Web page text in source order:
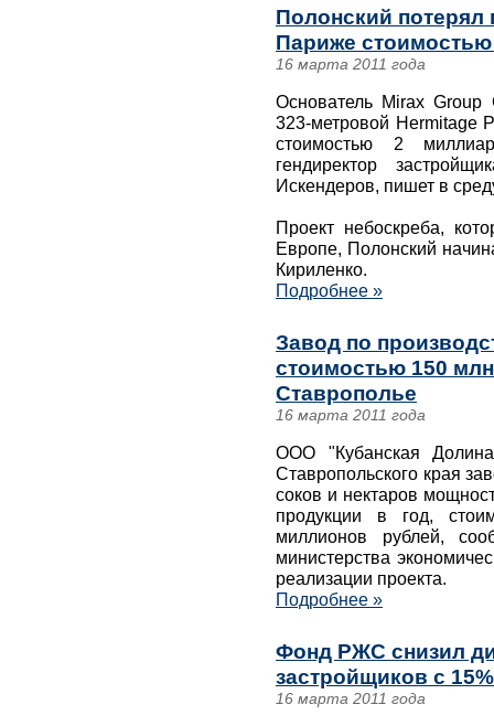
Полонский потерял
Париже
16 марта 2011 года
Основатель Mirax Group
323-метровой Hermitage
стоимостью 2
гендиректор
Искендеров, пишет в
Проект небоскреба,
Европе, Полонский
Кириленко.
Подробнее »
Завод по
стоимостью 150
Ставрополье
16 марта 2011 года
ООО "Кубанская
Ставропольского края
соков и нектаров
продукции в год,
миллионов рублей,
министерства
реализации проекта.
Подробнее »
Фонд РЖС снизил
застройщиков с
16 марта 2011 года